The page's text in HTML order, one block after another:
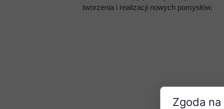
tworzenia i realizacji nowych pomysłów.
Przerwy szkolne
Zgoda